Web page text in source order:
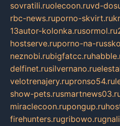
sovratili.ruolecoon.ruvd-
rbc-news.ruporno-skvirt.ru
13autor-kolonka.rusormol.ru
hostserve.ruporno-na-
neznobi.rubigfatcc.ru
delfinet.rusilvernano.ru
velotrenajery.rupronso54.ru
show-pets.ru
miraclecoon.rupongup.ru
firehunters.rugribowo.ru